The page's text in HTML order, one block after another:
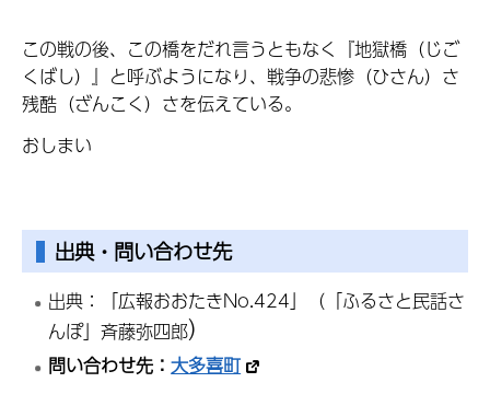
この戦の後、この橋をだれ言うともなく『地獄橋（じご
くばし）』と呼ぶようになり、戦争の悲惨（ひさん）さ
残酷（ざんこく）さを伝えている。
おしまい
出典・問い合わせ先
出典：「広報おおたきNo.424」（「ふるさと民話さ
んぽ」斉藤弥四郎）
問い合わせ先：大多喜町